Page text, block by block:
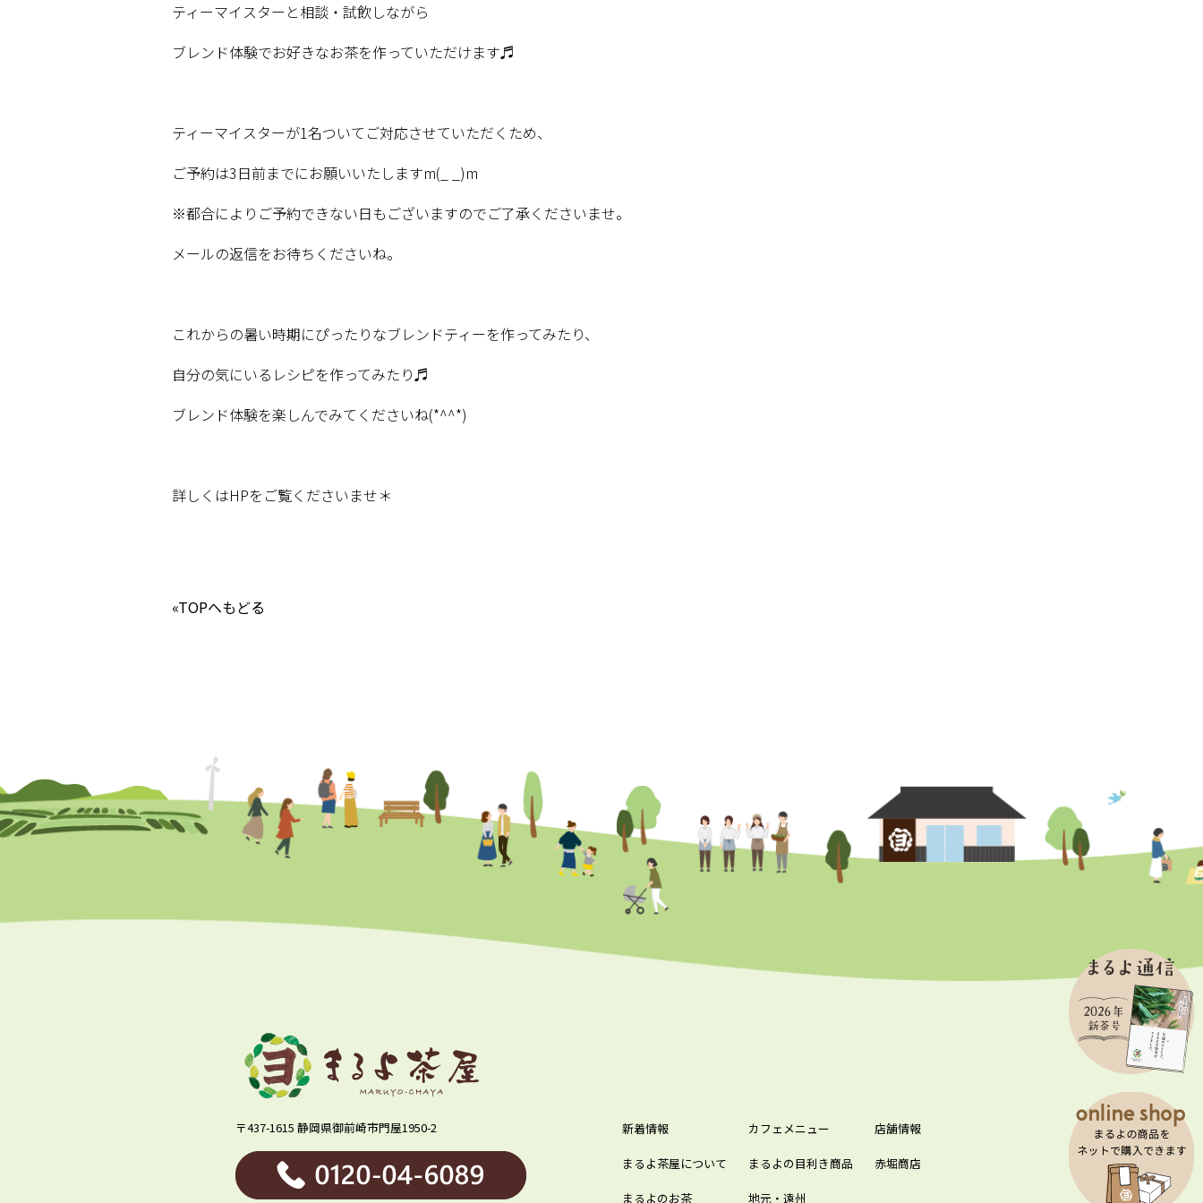
ティーマイスターと相談・試飲しながら
ブレンド体験でお好きなお茶を作っていただけます♬
ティーマイスターが1名ついてご対応させていただくため、
ご予約は3日前までにお願いいたしますm(_ _)m
※都合によりご予約できない日もございますのでご了承くださいませ。
メールの返信をお待ちくださいね。
これからの暑い時期にぴったりなブレンドティーを作ってみたり、
自分の気にいるレシピを作ってみたり♬
ブレンド体験を楽しんでみてくださいね(*^^*)
詳しくはHPをご覧くださいませ＊
«TOPへもどる
〒437-1615 静岡県御前崎市門屋1950-2 新着情報 カフェメニュー 店舗情報
まるよ茶屋について まるよの目利き商品 赤堀商店
まるよのお茶 地元・遠州